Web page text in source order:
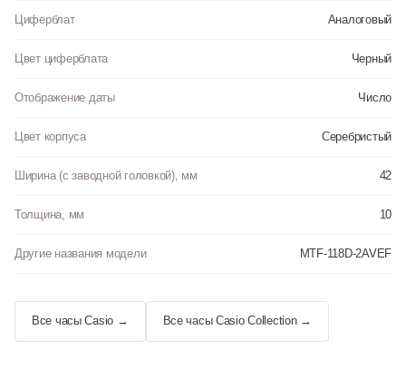
Циферблат Аналоговый
Цвет циферблата Черный
Отображение даты Число
Цвет корпуса Серебристый
Ширина (с заводной головкой), мм 42
Толщина, мм 10
Другие названия модели MTF-118D-2AVEF
Все часы Casio → Все часы Casio Collection →